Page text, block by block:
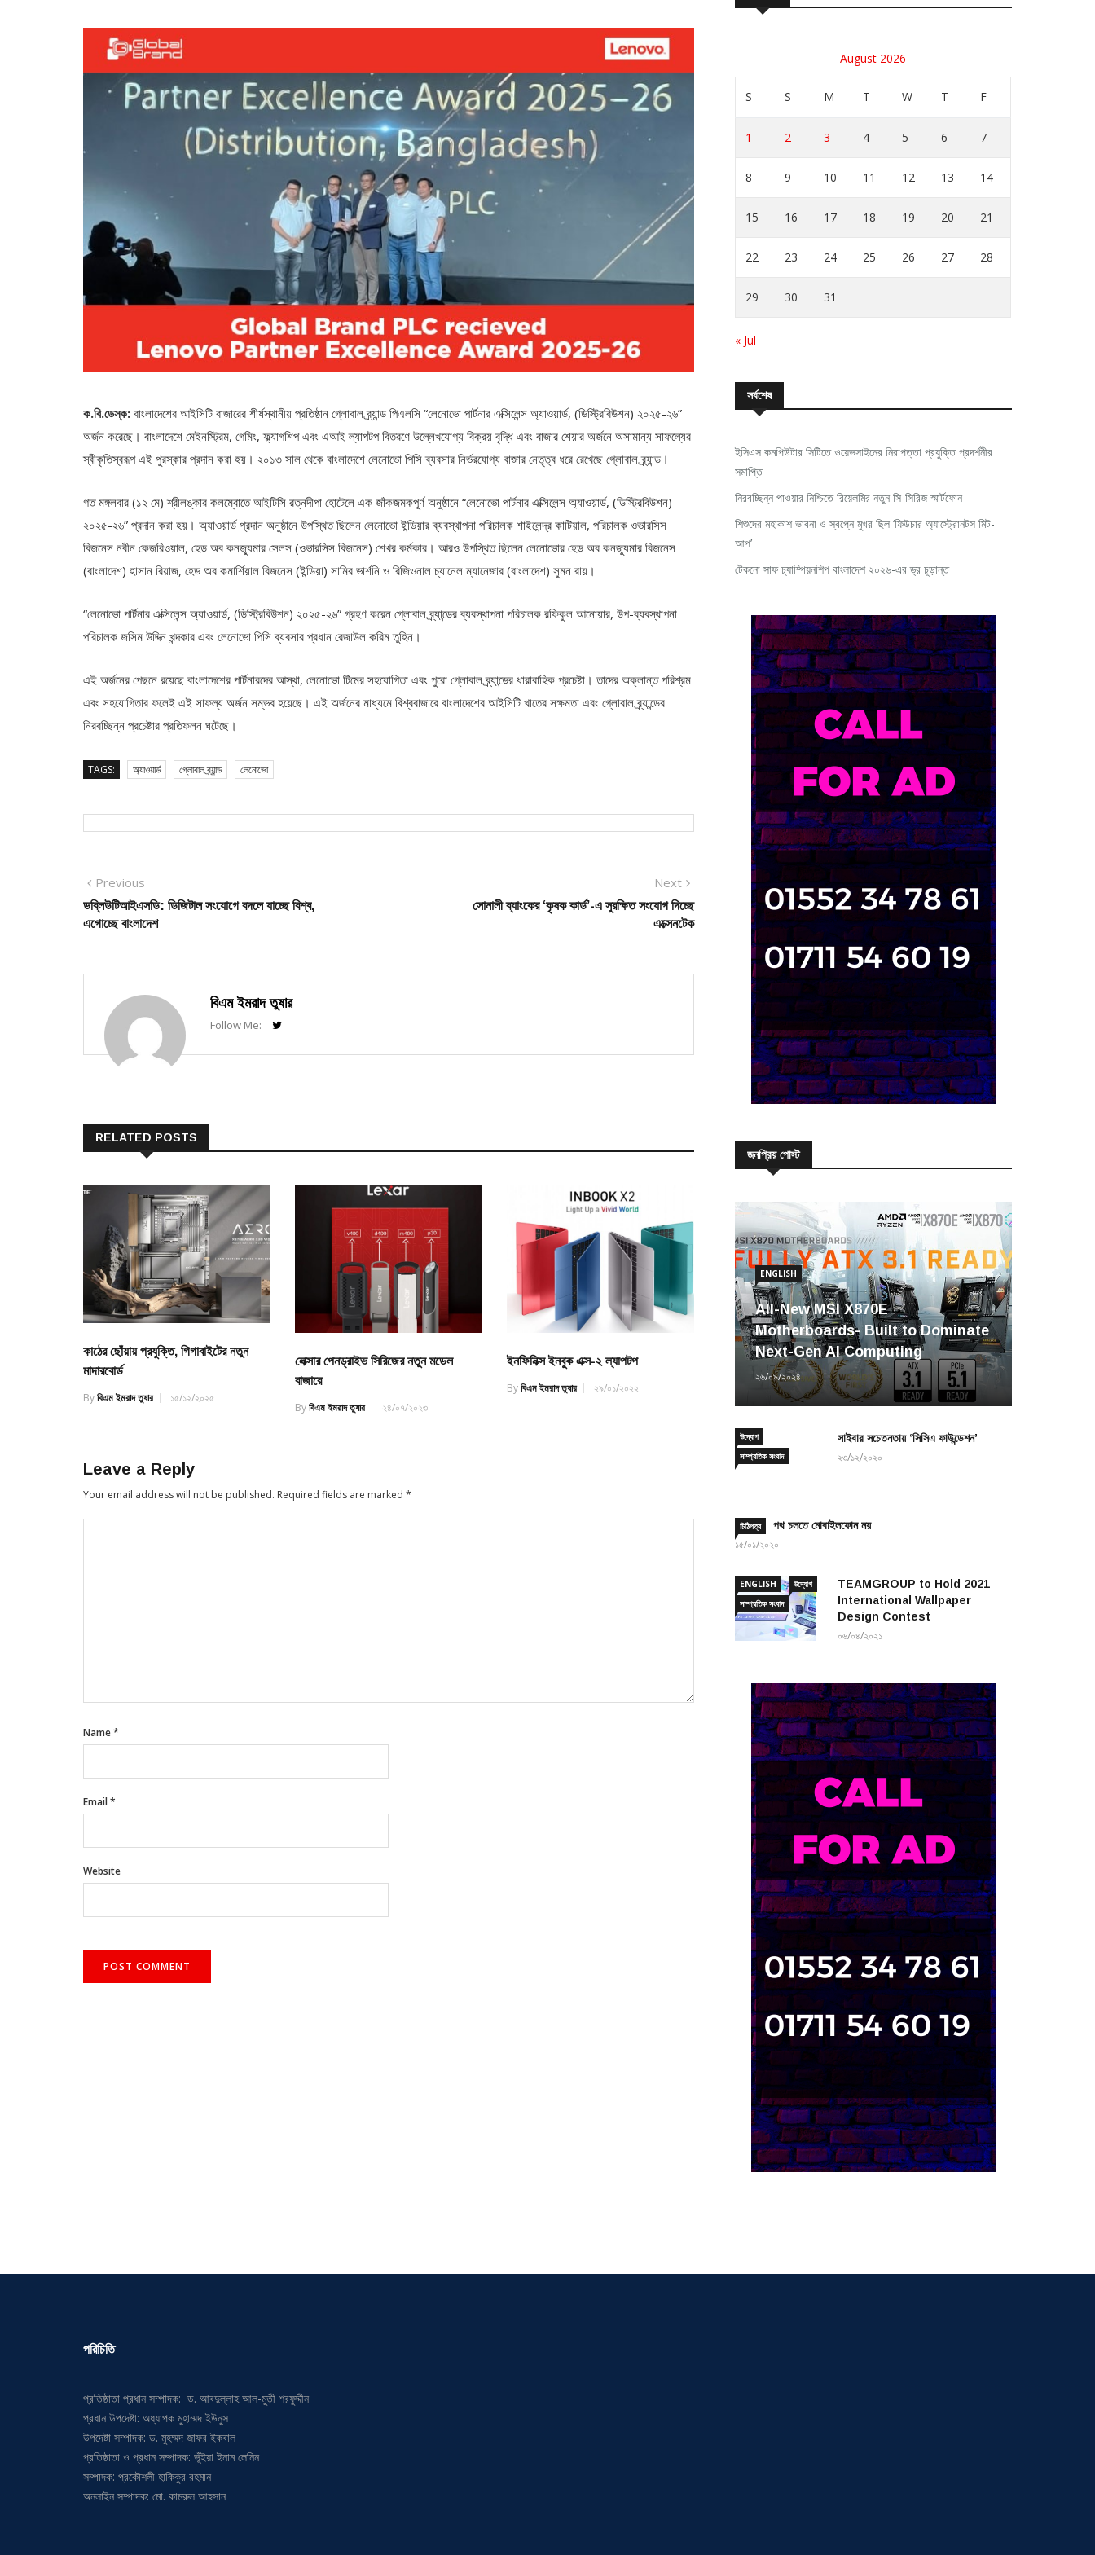
ক.বি.ডেস্ক:বাংলাদেশের আইসিটি বাজারের শীর্ষস্থানীয় প্রতিষ্ঠান গ্লোবাল ব্র্যান্ড পিএলসি “লেনোভো পার্টনার এক্সিলেন্স অ্যাওয়ার্ড, (ডিস্ট্রিবিউশন) ২০২৫-২৬”
অর্জন করেছে। বাংলাদেশে মেইনস্ট্রিম, গেমিং, ফ্ল্যাগশিপ এবং এআই ল্যাপটপ বিতরণে উল্লেখযোগ্য বিক্রয় বৃদ্ধি এবং বাজার শেয়ার অর্জনে অসামান্য সাফল্যের
স্বীকৃতিস্বরূপ এই পুরস্কার প্রদান করা হয়। ২০১৩ সাল থেকে বাংলাদেশে লেনোভো পিসি ব্যবসার নির্ভরযোগ্য বাজার নেতৃত্ব ধরে রেখেছে গ্লোবাল ব্র্যান্ড।
গত মঙ্গলবার (১২ মে) শ্রীলঙ্কার কলম্বোতে আইটিসি রত্নদীপা হোটেলে এক জাঁকজমকপূর্ণ অনুষ্ঠানে “লেনোভো পার্টনার এক্সিলেন্স অ্যাওয়ার্ড, (ডিস্ট্রিবিউশন)
২০২৫-২৬” প্রদান করা হয়। অ্যাওয়ার্ড প্রদান অনুষ্ঠানে উপস্থিত ছিলেন লেনোভো ইন্ডিয়ার ব্যবস্থাপনা পরিচালক শাইলেন্দ্র কাটিয়াল, পরিচালক ওভারসিস
বিজনেস নবীন কেজরিওয়াল, হেড অব কনজ্যুমার সেলস (ওভারসিস বিজনেস) শেখর কর্মকার। আরও উপস্থিত ছিলেন লেনোভোর হেড অব কনজ্যুমার বিজনেস
(বাংলাদেশ) হাসান রিয়াজ, হেড অব কমার্শিয়াল বিজনেস (ইন্ডিয়া) সামির ভার্শনি ও রিজিওনাল চ্যানেল ম্যানেজার (বাংলাদেশ) সুমন রায়।
“লেনোভো পার্টনার এক্সিলেন্স অ্যাওয়ার্ড, (ডিস্ট্রিবিউশন) ২০২৫-২৬” গ্রহণ করেন গ্লোবাল ব্র্যান্ডের ব্যবস্থাপনা পরিচালক রফিকুল আনোয়ার, উপ-ব্যবস্থাপনা
পরিচালক জসিম উদ্দিন খন্দকার এবং লেনোভো পিসি ব্যবসার প্রধান রেজাউল করিম তুহিন।
এই অর্জনের পেছনে রয়েছে বাংলাদেশের পার্টনারদের আস্থা, লেনোভো টিমের সহযোগিতা এবং পুরো গ্লোবাল ব্র্যান্ডের ধারাবাহিক প্রচেষ্টা। তাদের অক্লান্ত পরিশ্রম
এবং সহযোগিতার ফলেই এই সাফল্য অর্জন সম্ভব হয়েছে। এই অর্জনের মাধ্যমে বিশ্ববাজারে বাংলাদেশের আইসিটি খাতের সক্ষমতা এবং গ্লোবাল ব্র্যান্ডের
নিরবচ্ছিন্ন প্রচেষ্টার প্রতিফলন ঘটেছে।
TAGS: অ্যাওয়ার্ড গ্লোবাল ব্র্যান্ড লেনোভো
Post
navigation
Previous
post:
ডব্লিউটিআইএসডি: ডিজিটাল সংযোগে বদলে যাচ্ছে বিশ্ব,
এগোচ্ছে বাংলাদেশ
Next
post:
সোনালী ব্যাংকের ‘কৃষক কার্ড’-এ সুরক্ষিত সংযোগ দিচ্ছে
এক্সেনটেক
বিএম ইমরাদ তুষার
Follow Me:
RELATED POSTS
কাঠের ছোঁয়ায় প্রযুক্তি, গিগাবাইটের নতুন
মাদারবোর্ড
Byবিএম ইমরাদ তুষার ১৫/১২/২০২৫
লেক্সার পেনড্রাইভ সিরিজের নতুন মডেল
বাজারে
Byবিএম ইমরাদ তুষার ২৪/০৭/২০২৩
ইনফিনিক্স ইনবুক এক্স-২ ল্যাপটপ
Byবিএম ইমরাদ তুষার ২৯/০১/২০২২
Leave a Reply
Your email address will not be published. Required fields are marked*
Name*
Email*
Website
August 2026
S S M T W T F
1 2 3 4 5 6 7
8 9 10 11 12 13 14
15 16 17 18 19 20 21
22 23 24 25 26 27 28
29 30 31
« Jul
সর্বশেষ
ইসিএস কমপিউটার সিটিতে ওয়েভসাইনের নিরাপত্তা প্রযুক্তি প্রদর্শনীর
সমাপ্তি
নিরবচ্ছিন্ন পাওয়ার নিশ্চিতে রিয়েলমির নতুন সি-সিরিজ স্মার্টফোন
শিশুদের মহাকাশ ভাবনা ও স্বপ্নে মুখর ছিল ‘ফিউচার অ্যাস্ট্রোনটস মিট-
আপ’
টেকনো সাফ চ্যাম্পিয়নশিপ বাংলাদেশ ২০২৬-এর ড্র চূড়ান্ত
জনপ্রিয় পোস্ট
ENGLISH
All-New MSI X870E
Motherboards- Built to Dominate
Next-Gen AI Computing
২৬/০৯/২০২৪
উদ্যোগ
সাম্প্রতিক সংবাদ
সাইবার সচেতনতায় ‘সিসিএ ফাউন্ডেশন’
২৩/১২/২০২০
চিঠিপত্র পথ চলতে মোবাইলফোন নয়
১৫/০১/২০২০
ENGLISH
উদ্যোগ
সাম্প্রতিক সংবাদ
TEAMGROUP to Hold 2021
International Wallpaper
Design Contest
০৬/০৪/২০২১
পরিচিতি
প্রতিষ্ঠাতা প্রধান সম্পাদক: ড. আবদুল্লাহ আল-মুতী শরফুদ্দীন
প্রধান উপদেষ্টা: অধ্যাপক মুহাম্মদ ইউনুস
উপদেষ্টা সম্পাদক: ড. মুহম্মদ জাফর ইকবাল
প্রতিষ্ঠাতা ও প্রধান সম্পাদক: ভূঁইয়া ইনাম লেনিন
সম্পাদক: প্রকৌশলী হাকিকুর রহমান
অনলাইন সম্পাদক: মো. কামরুল আহসান